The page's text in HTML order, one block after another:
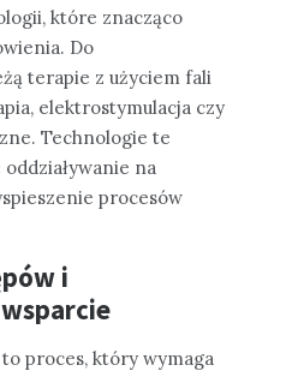
które znacząco
Do
terapie z użyciem fali
elektrostymulacja czy
Technologie te
na
procesów
i
proces, który wymaga